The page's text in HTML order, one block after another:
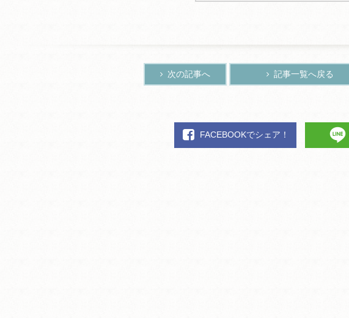
次の記事へ 記事一覧へ戻る
FACEBOOKでシェア！